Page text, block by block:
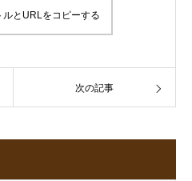
ルとURLをコピーする
次の記事